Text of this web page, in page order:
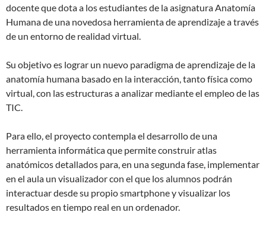
docente que dota a los estudiantes de la asignatura Anatomía
Humana de una novedosa herramienta de aprendizaje a través
de un entorno de realidad virtual.
Su objetivo es lograr un nuevo paradigma de aprendizaje de la
anatomía humana basado en la interacción, tanto física como
virtual, con las estructuras a analizar mediante el empleo de las
TIC.
Para ello, el proyecto contempla el desarrollo de una
herramienta informática que permite construir atlas
anatómicos detallados para, en una segunda fase, implementar
en el aula un visualizador con el que los alumnos podrán
interactuar desde su propio smartphone y visualizar los
resultados en tiempo real en un ordenador.